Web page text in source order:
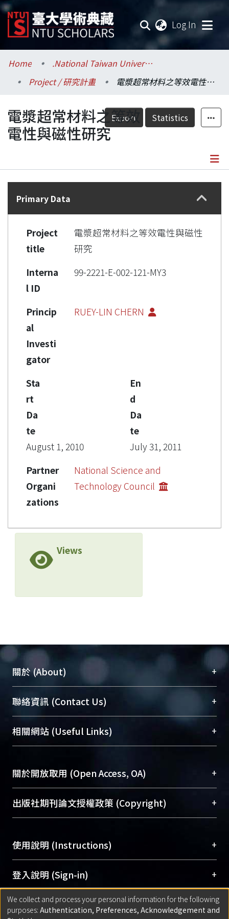
Log In
Communities & Collections
Research Outputs
Fundings & Projects
Researchers
Statistics
Home
.National Taiwan University / 國立臺灣大學
Project / 研究計畫
電漿超常材料之等效電性與磁性研究
Export Statistics
電漿超常材料之等效
電性與磁性研究
Details
Primary Data
Project
title
電漿超常材料之等效電性與磁性
研究
Interna
l ID
99-2221-E-002-121-MY3
Princip
al
Investi
gator
RUEY-LIN CHERN
Sta
rt
Da
te
August 1, 2010
En
d
Da
te
July 31, 2011
Partner
Organi
zations
National Science and
Technology Council
Views
關於 (About) +
臺大位居世界頂尖大學之列，為永久珍藏及向國際
展現本校豐碩的研究成果及學術能量，圖書館整合
機構典藏（NTUR）與學術庫（AH）不同功能平
台，成為臺大學術典藏NTU scholars。期能整合研
成果。
To permanently archive and promote researcher
profiles and scholarly works, Library integrates the
services of “NTU Repository” with “Academic
聯絡資訊 (Contact Us) +
總館學科館員(Main Library)
醫學圖書館學科館員(Medical Library)
Sciences Library)
相關網站 (Useful Links) +
關於開放取用 (Open Access, OA) +
開放取用是從使用者角度提升資訊取用性的社會運
動，應用在學術研究上是透過將研究著作公開供使
用逐年攀升。同時可加速研究發展、提升研究影響
Archive）平台。 （點選深入了解OA）
出版社期刊論文授權政策 (Copyright) +
含部分內容的版權非匯入者所有，或由第三方贊
助與合作完成，請確認該版權所有者及第三方同
意提供此授權。
Please represent that the submission is your
original work, and that you have the right to
grant the rights to upload.
使用說明 (Instructions) +
網站簡介(Quickstart Guide)
使用手冊(Instruction Manual)
線上預約服務(Booking Service)
登入說明 (Sign-in) +
方案一：臺灣大學計算機中心帳號登入
匯入著作 (Submission) +
We collect and process your personal information for the following
purposes: Authentication, Preferences, Acknowledgement and